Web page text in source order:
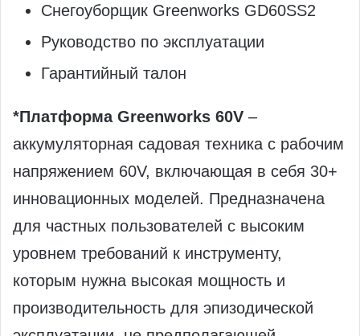
Снегоуборщик Greenworks GD60SS2
Руководство по эксплуатации
Гарантийный талон
*Платформа Greenworks 60V –
аккумуляторная садовая техника с рабочим
напряжением 60V, включающая в себя 30+
инновационных моделей. Предназначена
для частных пользователей с высоким
уровнем требований к инструменту,
которым нужна высокая мощность и
производительность для эпизодической